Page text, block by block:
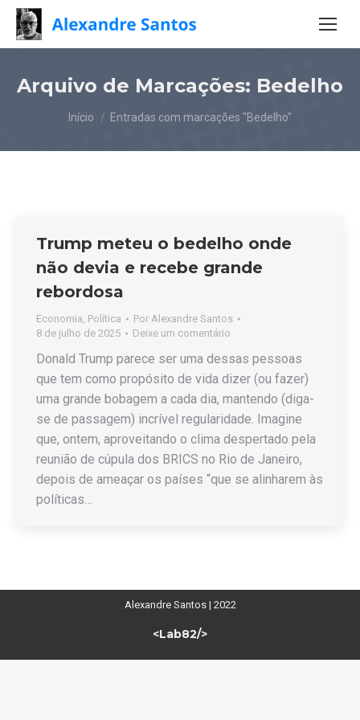
Arquivo de Marcações: Bedelho
Você está aqui:
Início Entradas com marcações "Bedelho"
Trump meteu o bedelho onde
não devia e recebe grande
rebordosa
Economia, Política Por Alexandre Santos
8 de julho de 2025
Deixe um comentário
Donald Trump parece ser uma dessas pessoas
que tem como propósito de vida dizer (ou fazer)
uma grande bobagem a cada dia, mantendo (diga-
se de passagem) incrível regularidade. Imagine
que, ontem, aproveitando o clima despertado pela
reunião de cúpula dos BRICS no Rio de Janeiro,
depois de ameaçar os países “que se alinharem às
políticas…
Alexandre Santos | 2022
<Lab82/>